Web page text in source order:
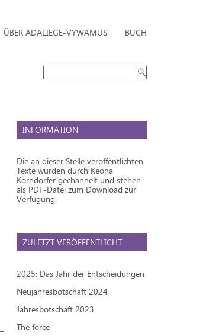
ÜBER ADALIEGE-VYWAMUS BUCH
INFORMATION
Die an dieser Stelle veröffentlichten
Texte wurden durch Keona
Korndörfer gechannelt und stehen
als PDF-Datei zum Download zur
Verfügung.
ZULETZT VERÖFFENTLICHT
2025: Das Jahr der Entscheidungen
Neujahresbotschaft 2024
Jahresbotschaft 2023
The force